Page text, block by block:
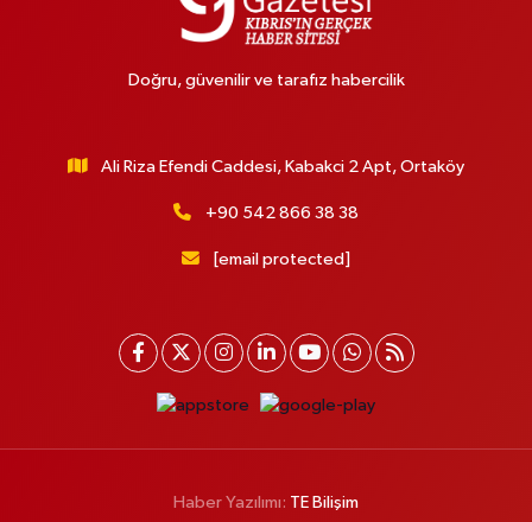
Doğru, güvenilir ve tarafız habercilik
Ali Riza Efendi Caddesi, Kabakci 2 Apt, Ortaköy
+90 542 866 38 38
[email protected]
Haber Yazılımı: TE Bilişim